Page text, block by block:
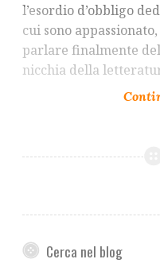
l’esordio d’obbligo
cui sono
parlare finalmente
nicchia della
Cerca nel blog